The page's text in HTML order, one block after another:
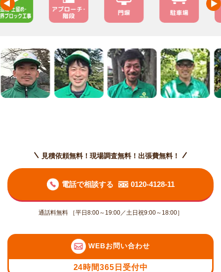
見積依頼無料！現場調査無料！出張費無料！
電話で相談する 0120-4128-11
通話料無料 ［平日8:00～19:00／土日祝9:00～18:00］
WEBお問い合わせ
24時間365日受付中